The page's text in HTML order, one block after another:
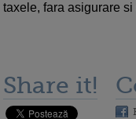
taxele, fara asigurare
Share it!